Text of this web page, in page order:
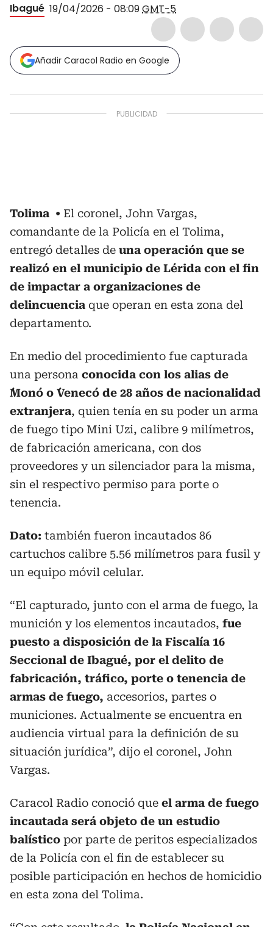
Ibagué 19/04/2026 - 08:09GMT-5
Añadir Caracol Radio en Google
Tolima
El coronel, John Vargas,
comandante de la Policía en el Tolima,
entregó detalles de una operación que se
realizó en el municipio de Lérida con el fin
de impactar a organizaciones de
delincuencia que operan en esta zona del
departamento.
En medio del procedimiento fue capturada
una persona conocida con los alias de
´Mono´ o ´Veneco´ de 28 años de nacionalidad
extranjera, quien tenía en su poder un arma
de fuego tipo Mini Uzi, calibre 9 milímetros,
de fabricación americana, con dos
proveedores y un silenciador para la misma,
sin el respectivo permiso para porte o
tenencia.
Dato: también fueron incautados 86
cartuchos calibre 5.56 milímetros para fusil y
un equipo móvil celular.
“El capturado, junto con el arma de fuego, la
munición y los elementos incautados, fue
puesto a disposición de la Fiscalía 16
Seccional de Ibagué, por el delito de
fabricación, tráfico, porte o tenencia de
armas de fuego, accesorios, partes o
municiones. Actualmente se encuentra en
audiencia virtual para la definición de su
situación jurídica”, dijo el coronel, John
Vargas.
Caracol Radio conoció que el arma de fuego
incautada será objeto de un estudio
balístico por parte de peritos especializados
de la Policía con el fin de establecer su
posible participación en hechos de homicidio
en esta zona del Tolima.